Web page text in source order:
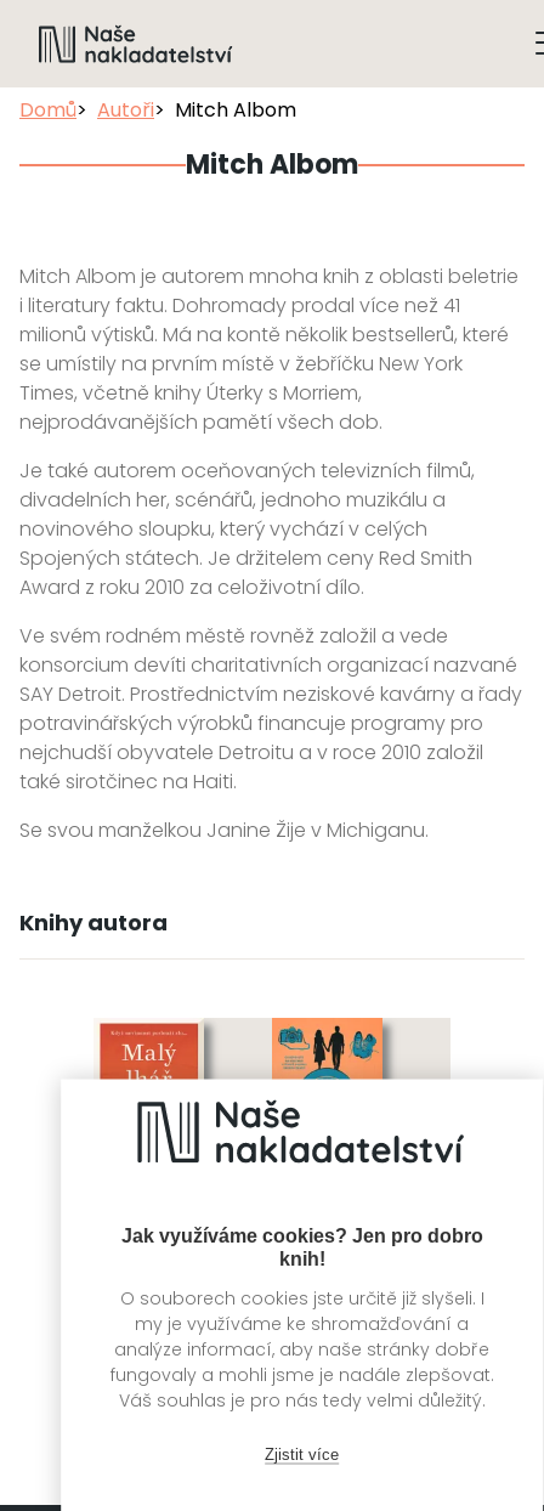
Jak využíváme cookies? Jen pro dobro
knih!
O souborech cookies jste určitě již slyšeli. I
my je využíváme ke shromažďování a
analýze informací, aby naše stránky dobře
fungovaly a mohli jsme je nadále zlepšovat.
Váš souhlas je pro nás tedy velmi důležitý.
Zjistit více
Domů Autoři Mitch Albom
Mitch Albom
Mitch Albom je autorem mnoha knih z oblasti beletrie
i literatury faktu. Dohromady prodal více než 41
milionů výtisků. Má na kontě několik bestsellerů, které
se umístily na prvním místě v žebříčku New York
Times, včetně knihy Úterky s Morriem,
nejprodávanějších pamětí všech dob.
Je také autorem oceňovaných televizních filmů,
divadelních her, scénářů, jednoho muzikálu a
novinového sloupku, který vychází v celých
Spojených státech. Je držitelem ceny Red Smith
Award z roku 2010 za celoživotní dílo.
Ve svém rodném městě rovněž založil a vede
konsorcium devíti charitativních organizací nazvané
SAY Detroit. Prostřednictvím neziskové kavárny a řady
potravinářských výrobků financuje programy pro
nejchudší obyvatele Detroitu a v roce 2010 založil
také sirotčinec na Haiti.
Se svou manželkou Janine Žije v Michiganu.
Knihy autora
Malý lhář
Mitch Albom
Znovu
Mitch Albom